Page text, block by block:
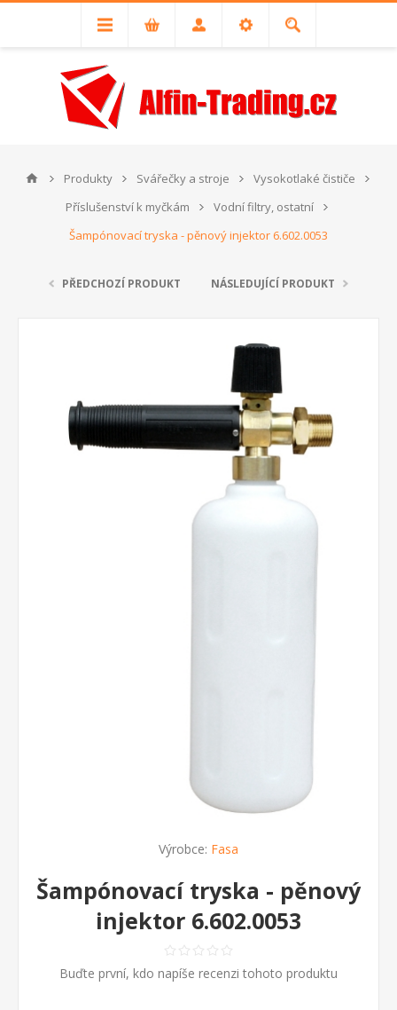
Produkty Svářečky a stroje
Vysokotlaké čističe
Příslušenství k myčkám
Vodní filtry, ostatní
Šampónovací tryska - pěnový injektor 6.602.0053
PŘEDCHOZÍ PRODUKT NÁSLEDUJÍCÍ PRODUKT
Výrobce: Fasa
Šampónovací tryska - pěnový
injektor 6.602.0053
Buďte první, kdo napíše recenzi tohoto produktu